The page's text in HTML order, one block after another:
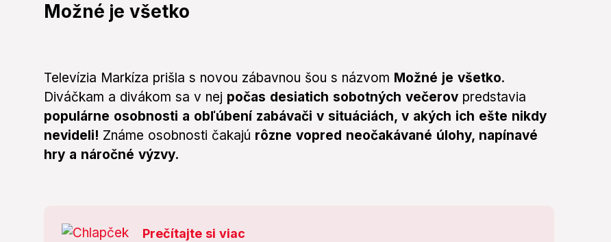
Možné je všetko
Televízia Markíza prišla s novou zábavnou šou s názvom Možné je všetko.
Diváčkam a divákom sa v nej počas desiatich sobotných večerov predstavia
populárne osobnosti a obľúbení zabávači v situáciách, v akých ich ešte nikdy
nevideli! Známe osobnosti čakajú rôzne vopred neočakávané úlohy, napínavé
hry a náročné výzvy.
Prečítajte si viac